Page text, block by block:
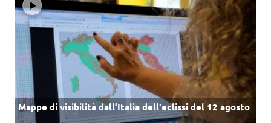
Mappe di visibilità dall’Italia dell'eclissi del 12 agosto